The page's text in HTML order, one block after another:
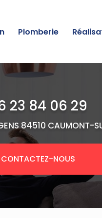
Plomberie
23 84 06 29
84510 CAUMONT-
CONTACTEZ-NOUS